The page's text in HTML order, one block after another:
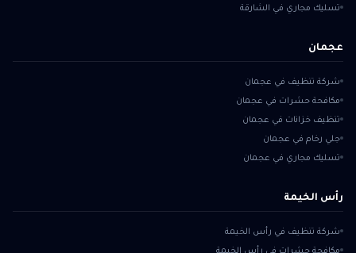
تسليك مجاري في الشارقة
عجمان
شركة تنظيف في عجمان
مكافحة حشرات في عجمان
تنظيف خزانات في عجمان
جلي رخام في عجمان
تسليك مجاري في عجمان
رأس الخيمة
شركة تنظيف في رأس الخيمة
مكافحة حشرات في رأس الخيمة